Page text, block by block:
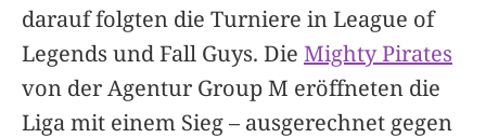
darauf folgten die Turniere in League of
Legends und Fall Guys. Die Mighty Pirates
von der Agentur Group M eröffneten die
Liga mit einem Sieg – ausgerechnet gegen